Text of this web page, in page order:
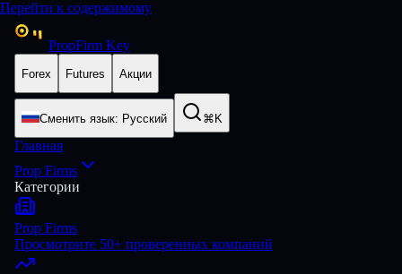
Перейти к содержимому
PropFirm Key
Forex Futures Акции
Сменить язык: Русский ⌘K
Главная
Prop Firms
Категории
Prop Firms
Просмотрите 50+ проверенных компаний